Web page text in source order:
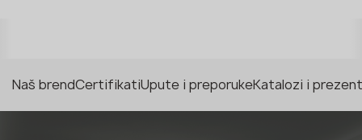
Naš brendCertifikatiUpute i preporukeKatalozi i